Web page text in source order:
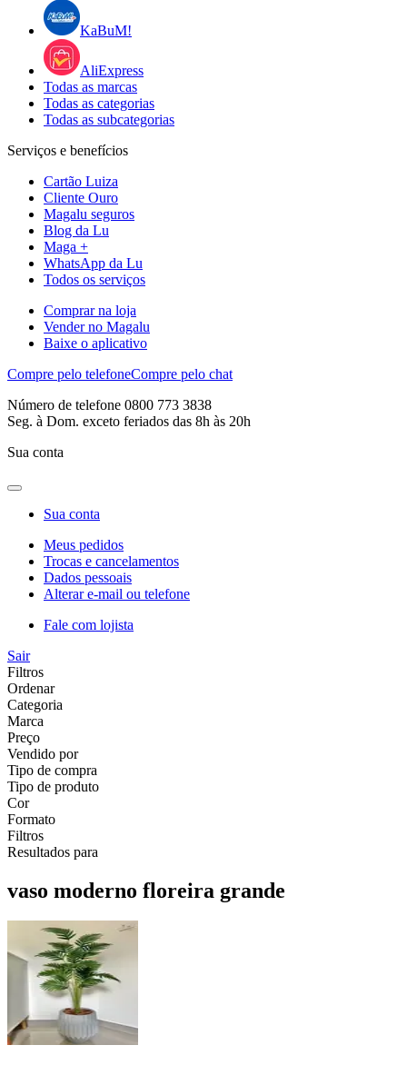
KaBuM!
AliExpress
Todas as marcas
Todas as categorias
Todas as subcategorias
Serviços e benefícios
Cartão Luiza
Cliente Ouro
Magalu seguros
Blog da Lu
Maga +
WhatsApp da Lu
Todos os serviços
Comprar na loja
Vender no Magalu
Baixe o aplicativo
Compre pelo telefoneCompre pelo chat
Número de telefone 0800 773 3838
Seg. à Dom. exceto feriados das 8h às 20h
Sua conta
Sua conta
Meus pedidos
Trocas e cancelamentos
Dados pessoais
Alterar e-mail ou telefone
Fale com lojista
Sair
Filtros
Ordenar
Categoria
Marca
Preço
Vendido por
Tipo de compra
Tipo de produto
Cor
Formato
Filtros
Resultados para
vaso moderno floreira grande